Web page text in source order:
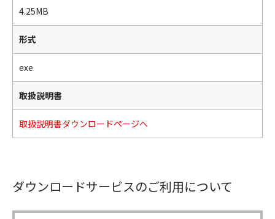
4.25MB
形式
exe
取扱説明書
取扱説明書ダウンロードページへ
ダウンロードサービスのご利用について